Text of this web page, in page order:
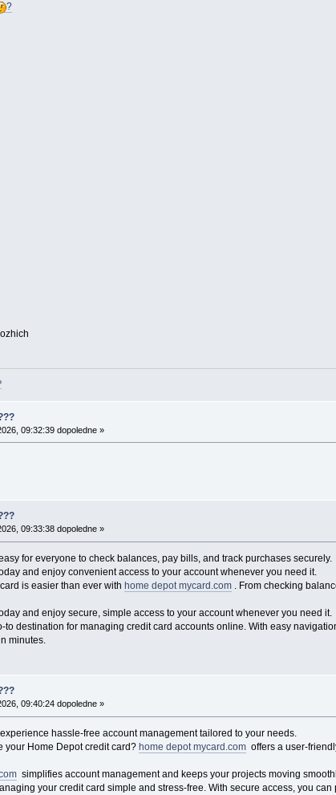
?
09:32:39 dopoledne »
09:33:38 dopoledne »
for everyone to check balances, pay bills, and track purchases securely.
and enjoy convenient access to your account whenever you need it.
is easier than ever with home depot mycard.com. From checking
and enjoy secure, simple access to your account whenever you need it.
destination for managing credit card accounts online. With easy
minutes.
09:40:24 dopoledne »
hassle-free account management tailored to your needs.
your Home Depot credit card? home depot mycard.comoffers a user-
simplifies account management and keeps your projects moving
your credit card simple and stress-free. With secure access, you